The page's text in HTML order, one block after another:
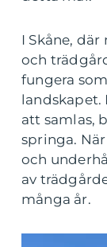
I Skåne,
och
fungera
landskapet.
att samlas,
springa.
och
av
många år.